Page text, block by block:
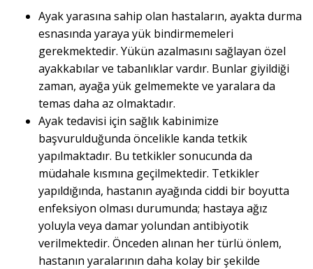
Ayak yarasına sahip olan hastaların, ayakta durma
esnasında yaraya yük bindirmemeleri
gerekmektedir. Yükün azalmasını sağlayan özel
ayakkabılar ve tabanlıklar vardır. Bunlar giyildiği
zaman, ayağa yük gelmemekte ve yaralara da
temas daha az olmaktadır.
Ayak tedavisi için sağlık kabinimize
başvurulduğunda öncelikle kanda tetkik
yapılmaktadır. Bu tetkikler sonucunda da
müdahale kısmına geçilmektedir. Tetkikler
yapıldığında, hastanın ayağında ciddi bir boyutta
enfeksiyon olması durumunda; hastaya ağız
yoluyla veya damar yolundan antibiyotik
verilmektedir. Önceden alınan her türlü önlem,
hastanın yaralarının daha kolay bir şekilde